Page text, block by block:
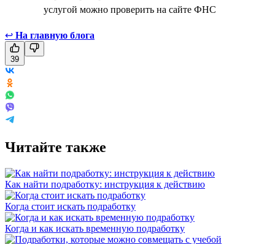
услугой можно проверить на сайте ФНС
↩ На главную блога
39
Читайте также
Как найти подработку: инструкция к действию
Когда стоит искать подработку
Когда и как искать временную подработку